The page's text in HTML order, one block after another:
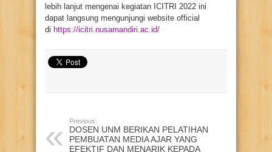
lebih lanjut mengenai kegiatan ICITRI 2022 ini
dapat langsung mengunjungi website official
di https://icitri.nusamandiri.ac.id/
Previous:
DOSEN UNM BERIKAN PELATIHAN
PEMBUATAN MEDIA AJAR YANG
EFEKTIF DAN MENARIK KEPADA